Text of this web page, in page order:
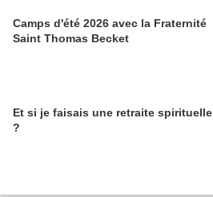
Camps d'été 2026 avec la Fraternité
Saint Thomas Becket
Et si je faisais une retraite spirituelle
?